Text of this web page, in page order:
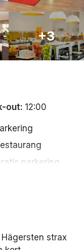
+3
out: 12:00
parkering
strax